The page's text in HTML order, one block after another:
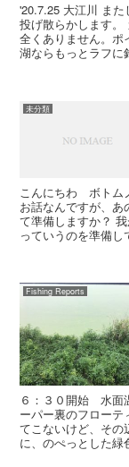
'20.7.25 大江川 ま
投げ散らかします
全くありません。
湖ならもっとラフに
未分類
こんにちわ ボトム
お話なんですが、あ
て準備しますか？
っていうのを準備
Fishing Reports
６：３０開始 水
ーパー裏のフローテ
てこないけど、その
に、のぺっとした